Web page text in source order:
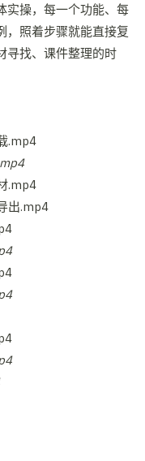
实操，每一个功能、每
，照着步骤就能直接复
寻找、课件整理的时
.mp4
.mp4
出.mp4